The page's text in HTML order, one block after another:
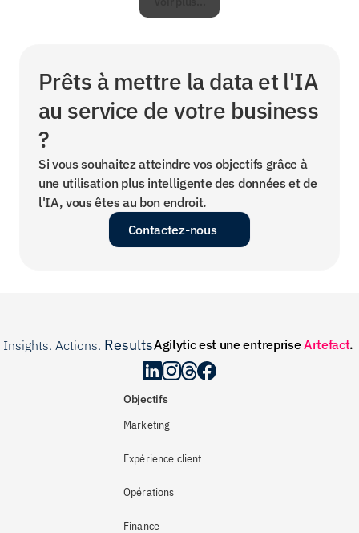
Prêts à mettre la data et l'IA
au service de votre business
?
Si vous souhaitez atteindre vos objectifs grâce à
une utilisation plus intelligente des données et de
l'IA, vous êtes au bon endroit.
Contactez-nous
Insights. Actions. Results.Agilytic est une entreprise Artefact.
Objectifs
Marketing
Expérience client
Opérations
Finance